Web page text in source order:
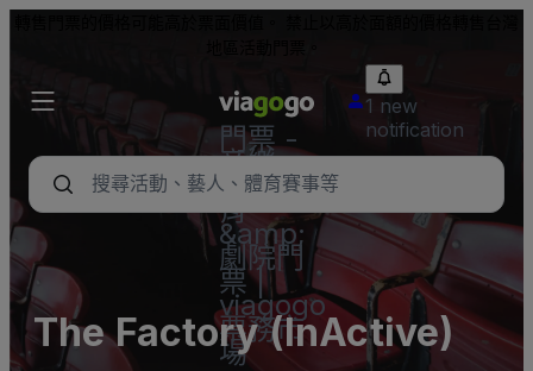
門票 -
音樂
會、體
育
&amp;
劇院門
票 |
viagogo
票務市
場
1 new
notification
The Factory (InActive)